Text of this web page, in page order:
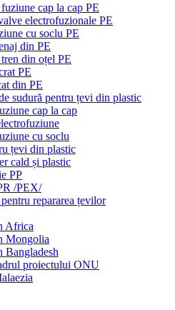
cap la cap PE
electrofuzionale PE
cu soclu PE
din PE
din oțel PE
PE
din PE
sudură pentru țevi din plastic
cap la cap
cu soclu
țevi din plastic
cald și plastic
PP
/PEX/
repararea țevilor
Africa
Mongolia
Bangladesh
proiectului ONU